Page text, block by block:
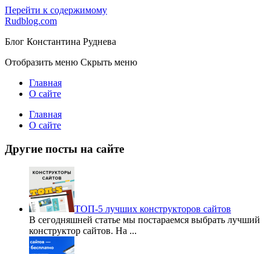
Перейти к содержимому
Rudblog.com
Блог Константина Руднева
Отобразить меню Скрыть меню
Главная
О сайте
Главная
О сайте
Другие посты на сайте
ТОП-5 лучших конструкторов сайтов
В сегодняшней статье мы постараемся выбрать лучший
конструктор сайтов. На ...